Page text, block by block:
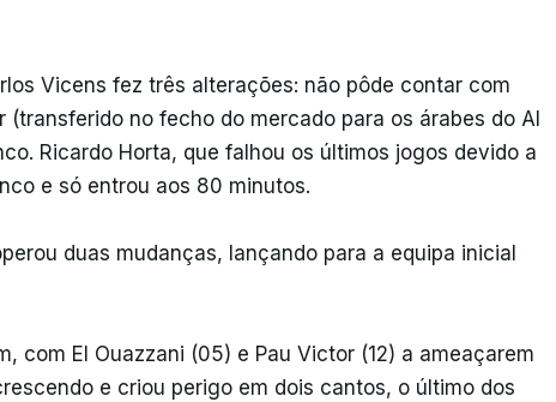
Vicens fez três alterações: não pôde contar com
(transferido no fecho do mercado para os árabes do Al
Ricardo Horta, que falhou os últimos jogos devido a
e só entrou aos 80 minutos.
duas mudanças, lançando para a equipa inicial
com El Ouazzani (05) e Pau Victor (12) a ameaçarem
e criou perigo em dois cantos, o último dos